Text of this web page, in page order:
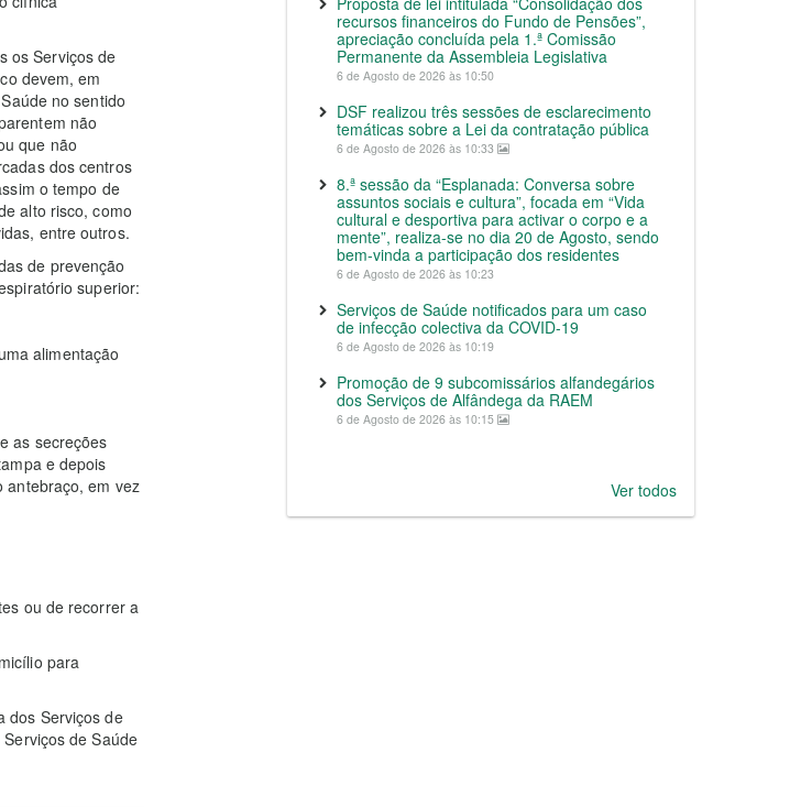
os Serviços de
devem, em
no sentido
não
que não
dos centros
o tempo de
alto risco, como
entre outros.
de prevenção
superior:
alimentação
as secreções
e depois
antebraço, em vez
ou de recorrer a
para
dos Serviços de
de Saúde
recursos financeiros do Fundo de Pensões”,
apreciação concluída pela 1.ª Comissão
Permanente da Assembleia Legislativa
6 de Agosto de 2026 às 10:50
DSF realizou três sessões de esclarecimento
temáticas sobre a Lei da contratação pública
6 de Agosto de 2026 às 10:33
8.ª sessão da “Esplanada: Conversa sobre
assuntos sociais e cultura”, focada em “Vida
cultural e desportiva para activar o corpo e a
mente”, realiza-se no dia 20 de Agosto, sendo
bem-vinda a participação dos residentes
6 de Agosto de 2026 às 10:23
Serviços de Saúde notificados para um caso
de infecção colectiva da COVID-19
6 de Agosto de 2026 às 10:19
Promoção de 9 subcomissários alfandegários
dos Serviços de Alfândega da RAEM
6 de Agosto de 2026 às 10:15
Ver todos